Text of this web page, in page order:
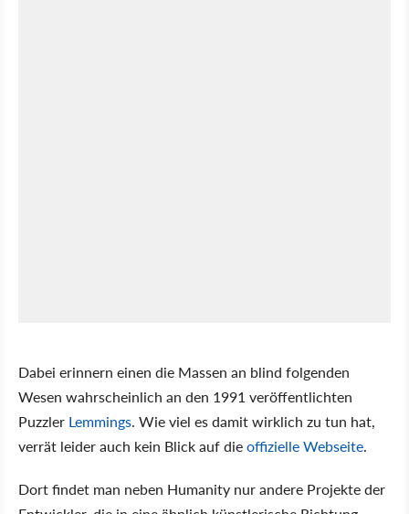
Dabei erinnern einen die Massen an blind folgenden
Wesen wahrscheinlich an den 1991 veröffentlichten
Puzzler Lemmings. Wie viel es damit wirklich zu tun hat,
verrät leider auch kein Blick auf dieoffizielle Webseite.
Dort findet man neben Humanity nur andere Projekte der